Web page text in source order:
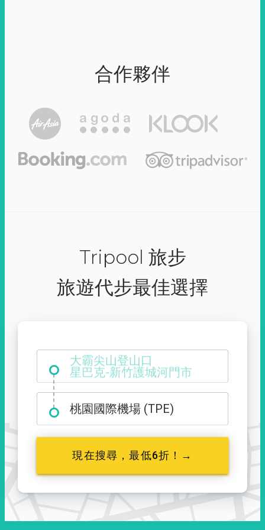
合作夥伴
Tripool 旅步
旅遊代步最佳選擇
大霸尖山登山口
桃園國際機場 (TPE)
現在搜尋，最低6折！→